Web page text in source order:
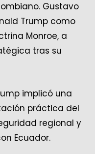
Gustavo
Trump como
Monroe, a
tras su
implicó una
práctica del
regional y
Ecuador.